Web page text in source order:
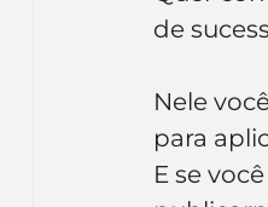
de
Nele
para
E se